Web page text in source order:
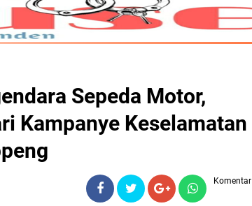
Sepeda Motor,
Kampanye Keselamatan
Komentar